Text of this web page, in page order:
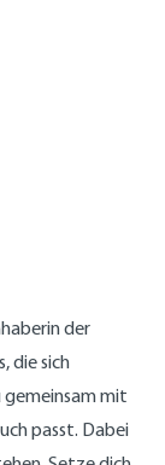
der
die sich
gemeinsam mit
passt. Dabei